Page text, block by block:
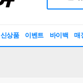
신상품 이벤트 바이백 매